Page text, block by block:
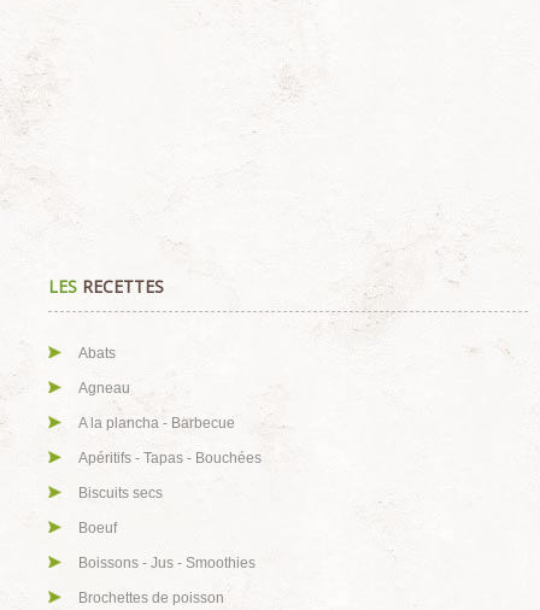
LES RECETTES
Abats
Agneau
A la plancha - Barbecue
Apéritifs - Tapas - Bouchées
Biscuits secs
Boeuf
Boissons - Jus - Smoothies
Brochettes de poisson